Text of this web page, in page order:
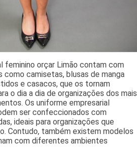
feminino orçar Limão contam com
como camisetas, blusas de manga
e casacos, que os tornam
o dia a dia de organizações dos mais
Os uniforme empresarial
ser confeccionados com
ideais para organizações que
Contudo, também existem modelos
com diferentes ambientes